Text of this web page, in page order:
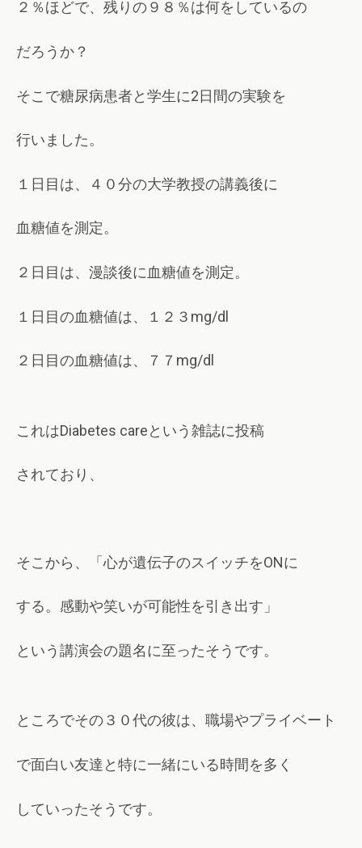
２ ％ほどで、残りの９８ ％は何をしているの
だろうか？
そこで糖尿病患者と学生に2日間の実験を
行いました。
１ 日目は、 ４０分の大学教授の講義後に
血糖値を測定。
２ 日目は、漫談後に血糖値を測定。
１ 日目の血糖値は、１２３ mg/dl
２ 日目の血糖値は、７７ mg/dl
これはDiabetes careという雑誌に投稿
されており、
そこから、「心が遺伝子のスイッチをONに
する。感動や笑いが可能性を引き出す」
という講演会の題名に至ったそうです。
ところでその３０代の彼は、職場やプライベート
で面白い友達と特に一緒にいる時間を多く
していったそうです。